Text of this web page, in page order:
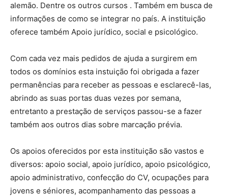
alemão. Dentre os outros cursos . Também em busca de
informações de como se integrar no país. A instituição
oferece também Apoio jurídico, social e psicológico.
Com cada vez mais pedidos de ajuda a surgirem em
todos os domínios esta instuição foi obrigada a fazer
permanências para receber as pessoas e esclarecê-las,
abrindo as suas portas duas vezes por semana,
entretanto a prestação de serviços passou-se a fazer
também aos outros dias sobre marcação prévia.
Os apoios oferecidos por esta instituição são vastos e
diversos: apoio social, apoio jurídico, apoio psicológico,
apoio administrativo, confecção do CV, ocupações para
jovens e séniores, acompanhamento das pessoas a